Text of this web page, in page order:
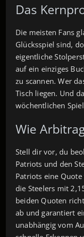
Das
Die meisten Fans
Glücksspiel sind,
eigentliche
auf ein einziges
zu scannen. Wer
Tisch liegen. Und
wöchentlichen
Wie
Stell dir vor, du
Patriots und den
Patriots eine
die Steelers mit
beiden Quoten
ab und garantiert
unabhängig vom